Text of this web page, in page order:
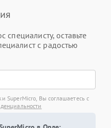
специалисту, оставьте
с радостью
SuperMicro, Вы соглашаетесь с